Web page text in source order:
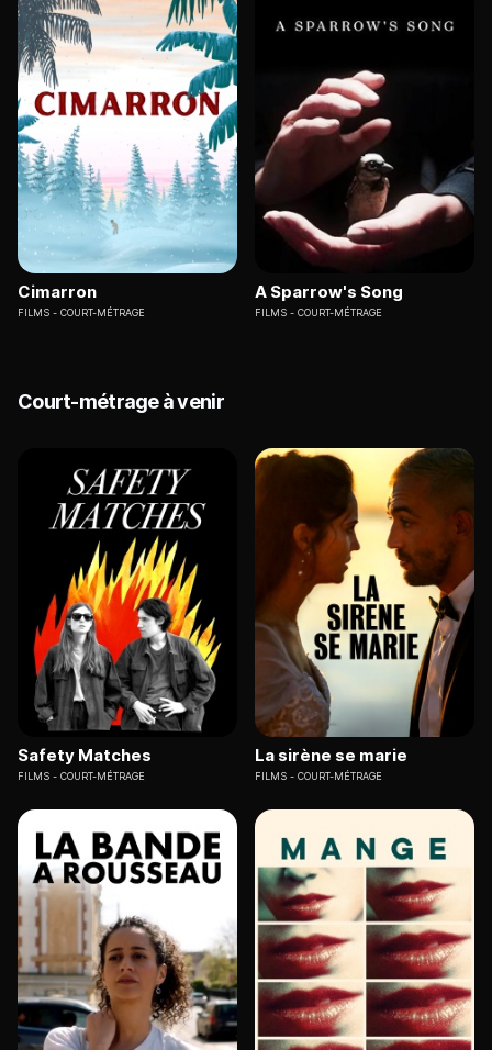
Cimarron
FILMS COURT-MÉTRAGE
A Sparrow's Song
FILMS COURT-MÉTRAGE
Court-métrage à venir
Safety Matches
FILMS COURT-MÉTRAGE
La sirène se marie
FILMS COURT-MÉTRAGE